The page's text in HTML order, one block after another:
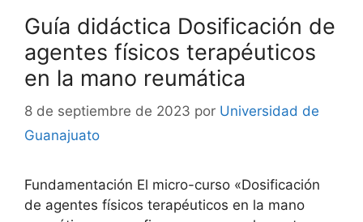
Guía didáctica Dosificación de
agentes físicos terapéuticos
en la mano reumática
8 de septiembre de 2023 por Universidad de
Guanajuato
Fundamentación El micro-curso «Dosificación
de agentes físicos terapéuticos en la mano